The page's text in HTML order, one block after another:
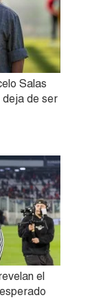
Salas
deja de ser
el